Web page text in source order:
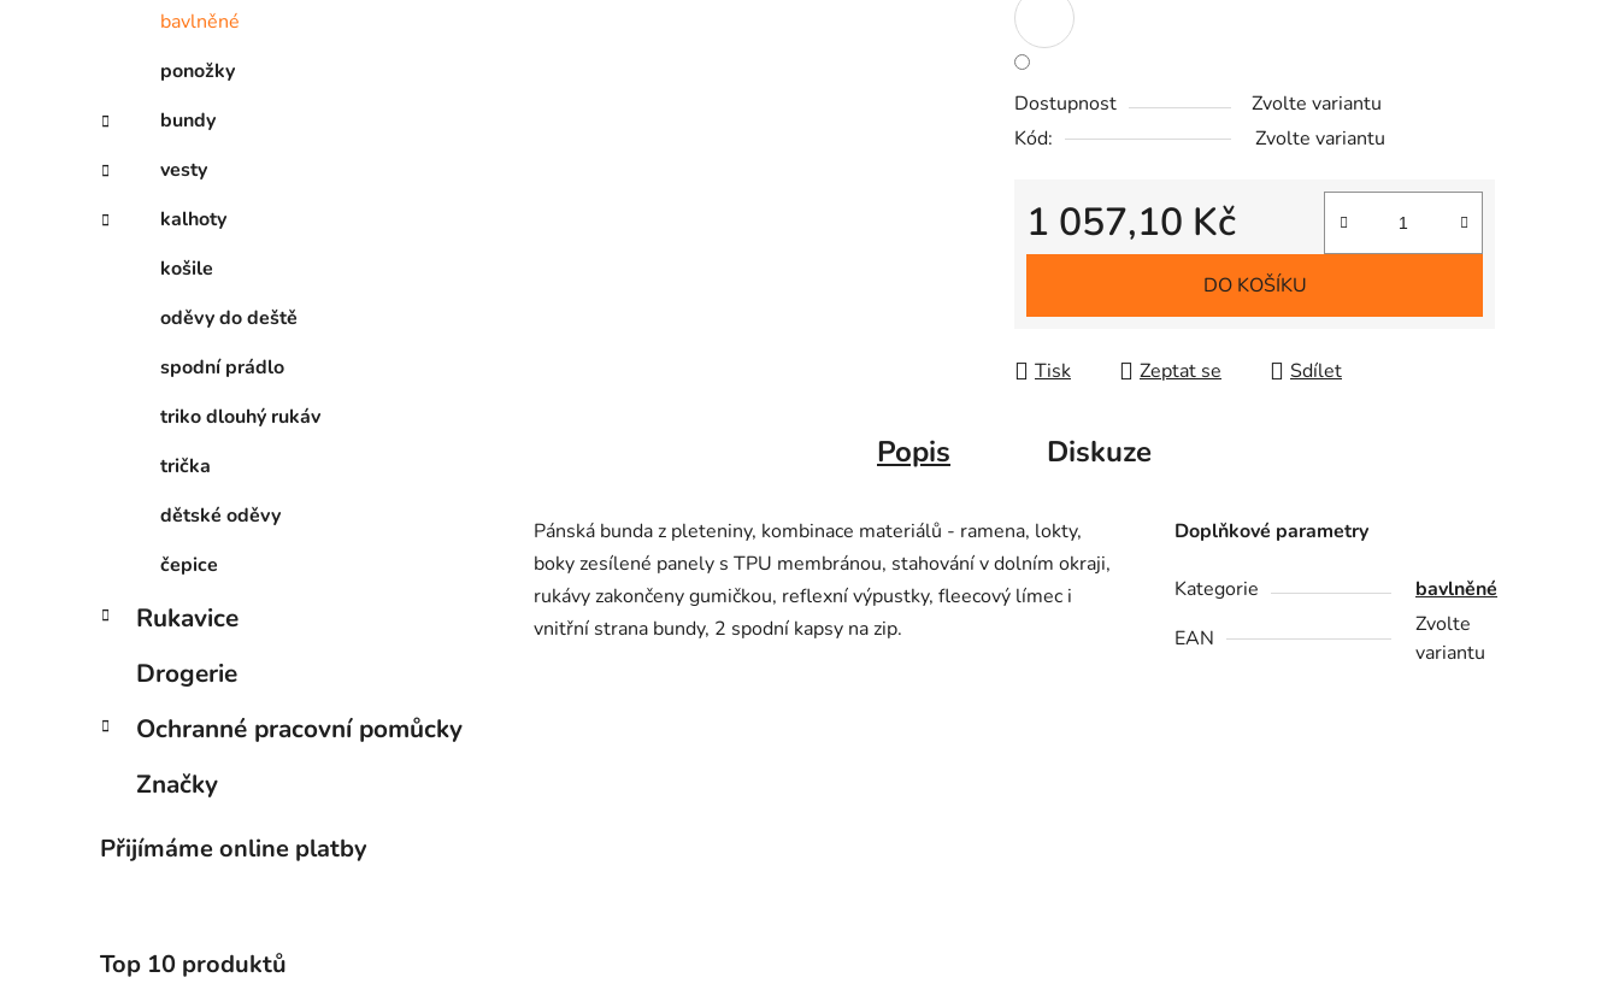
l
bavlněné
ponožky
bundy
vesty
kalhoty
košile
oděvy do deště
spodní prádlo
triko dlouhý rukáv
trička
dětské oděvy
čepice
Rukavice
Drogerie
Ochranné pracovní pomůcky
Značky
Přijímáme online platby
Top 10 produktů
5
hvězdiček.
Dostupnost
Zvolte variantu
Kód:
Zvolte variantu
1 057,10 Kč
Měrná cena:
DO KOŠÍKU
Tisk Zeptat se Sdílet
Popis Diskuze
Pánská bunda z pleteniny, kombinace materiálů - ramena, lokty,
boky zesílené panely s TPU membránou, stahování v dolním okraji,
rukávy zakončeny gumičkou, reflexní výpustky, fleecový límec i
vnitřní strana bundy, 2 spodní kapsy na zip.
Doplňkové parametry
Kategorie
bavlněné
EAN
Zvolte
variantu